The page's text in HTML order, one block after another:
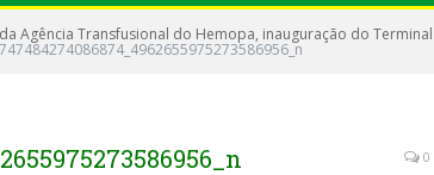
Agência Transfusional do Hemopa, inauguração do
0